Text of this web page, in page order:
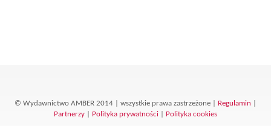
© Wydawnictwo AMBER 2014 | wszystkie prawa zastrzeżone | Regulamin
Partnerzy
Polityka prywatności Polityka cookies